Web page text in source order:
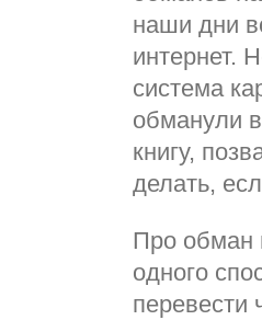
наши дни
интернет.
система
обманули
книгу,
делать,
Про обман
одного
перевести